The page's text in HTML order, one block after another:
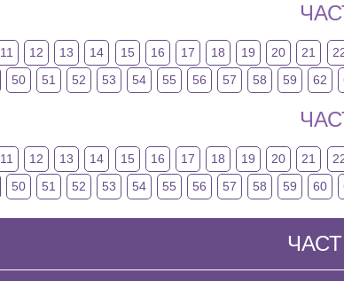
11 12 13 14 15 16 17 18 19 20 21
50 51 52 53 54 55 56 57 58 59 62
11 12 13 14 15 16 17 18 19 20 21
50 51 52 53 54 55 56 57 58 59 60